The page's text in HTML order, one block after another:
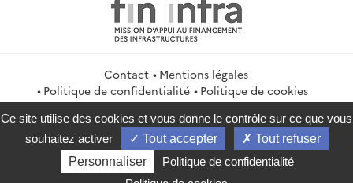
Contact
Mentions légales
Politique de confidentialité
Politique de cookies
Gestion des cookies
Flux RSS
service-public.gouv.fr
legifrance.gouv.fr
info.gouv.fr
data.gouv.fr
2026 Direction générale du Trésor
Ce site utilise des cookies et vous donne le contrôle sur ce que vous
souhaitez activer
Tout accepter
Tout refuser
Personnaliser
Politique de confidentialité